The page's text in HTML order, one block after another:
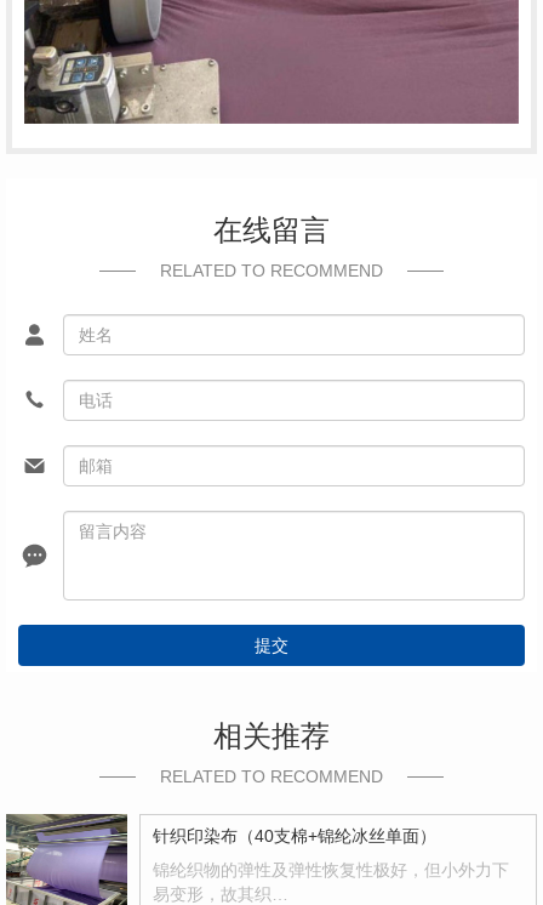
在线留言
RELATED TO RECOMMEND
提交
相关推荐
RELATED TO RECOMMEND
针织印染布（40支棉+锦纶冰丝单面）
锦纶织物的弹性及弹性恢复性极好，但小外力下
易变形，故其织…